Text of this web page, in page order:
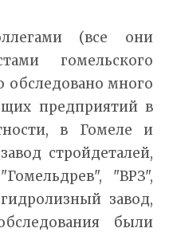
(все они
гомельского
много
предприятий в
в Гомеле и
стройдеталей,
"ВРЗ",
завод,
были